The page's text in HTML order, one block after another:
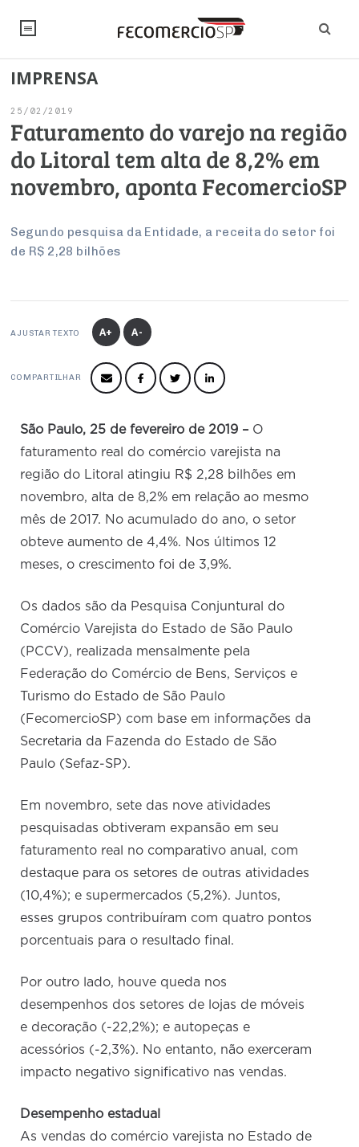
NOTÍCIAS
Artigos
Institucional
PROJETOS ESPECIAIS:
Economia
Pesquisas
Brasil
Internacional
Economia Digital
Inteligência Artificial
Trabalho
Reforma Tributária
Negócios
Serviços
Afixação de preços e fiscalização
Logística Reversa
PESQUISAS
INSTITUCIONAL
Negociações Coletivas
SENAC
Cecomercio
Prêmio de Sustentabilidade
Conselho de Turismo
Conselho de Emprego e Relações do Trabalho
Conselho de Assuntos Tributários
Conselho de Economia Empresarial e Política
Conselho Superior de Direito
Conselho do Comércio Atacadista
Conselho de Serviços
Conselho de Relações Internacionais
Conselho de Comércio Eletrônico
Produtos e Serviços
IMPRENSA
25/02/2019
Faturamento do varejo na região
do Litoral tem alta de 8,2% em
novembro, aponta FecomercioSP
Segundo pesquisa da Entidade, a receita do setor foi
de R$ 2,28 bilhões
AJUSTAR TEXTO A+ A-
COMPARTILHAR
São Paulo, 25 de fevereiro de 2019 – O
faturamento real do comércio varejista na
região do Litoral atingiu R$ 2,28 bilhões em
novembro, alta de 8,2% em relação ao mesmo
mês de 2017. No acumulado do ano, o setor
obteve aumento de 4,4%. Nos últimos 12
meses, o crescimento foi de 3,9%.
Os dados são da Pesquisa Conjuntural do
Comércio Varejista do Estado de São Paulo
(PCCV), realizada mensalmente pela
Federação do Comércio de Bens, Serviços e
Turismo do Estado de São Paulo
(FecomercioSP) com base em informações da
Secretaria da Fazenda do Estado de São
Paulo (Sefaz-SP).
Em novembro, sete das nove atividades
pesquisadas obtiveram expansão em seu
faturamento real no comparativo anual, com
destaque para os setores de outras atividades
(10,4%); e supermercados (5,2%). Juntos,
esses grupos contribuíram com quatro pontos
porcentuais para o resultado final.
Por outro lado, houve queda nos
desempenhos dos setores de lojas de móveis
e decoração (-22,2%); e autopeças e
acessórios (-2,3%). No entanto, não exerceram
impacto negativo significativo nas vendas.
Desempenho estadual
As vendas do comércio varejista no Estado de